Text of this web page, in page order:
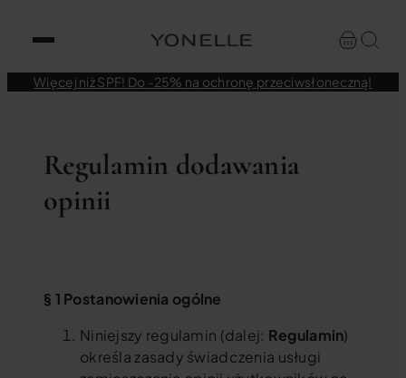
Więcej niż SPF! Do -25% na ochronę przeciwsłoneczną!
Regulamin dodawania
opinii
§ 1 Postanowienia ogólne
Niniejszy regulamin (dalej: Regulamin)
określa zasady świadczenia usługi